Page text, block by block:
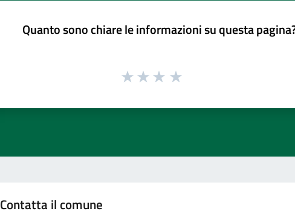
Quanto sono chiare le informazioni su questa
Contatta il comune